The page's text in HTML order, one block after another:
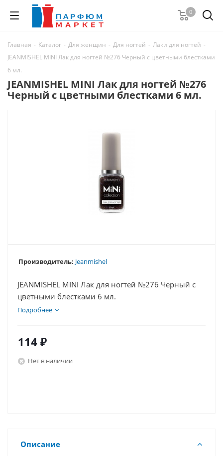
0
Главная - Каталог - Для женщин - Для ногтей - Лаки для ногтей -
JEANMISHEL MINI Лак для ногтей №276 Черный с цветными блестками
6 мл.
JEANMISHEL MINI Лак для ногтей №276
Черный с цветными блестками 6 мл.
Производитель: Jeanmishel
JEANMISHEL MINI Лак для ногтей №276 Черный с
цветными блестками 6 мл.
Подробнее
114 ₽
Нет в наличии
Описание